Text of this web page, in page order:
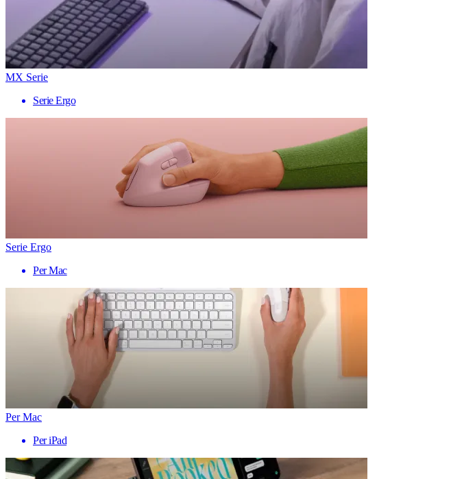
MX Serie
Serie Ergo
Serie Ergo
Per Mac
Per Mac
Per iPad